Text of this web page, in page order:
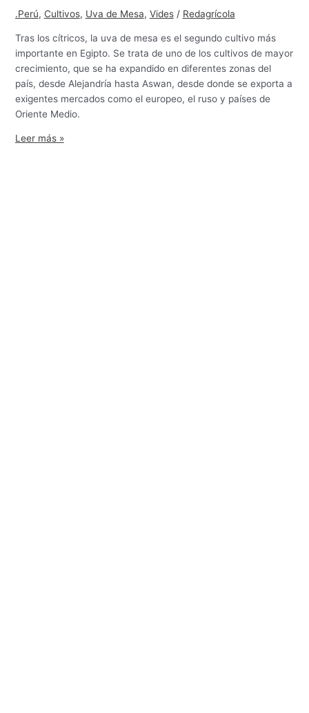
.Perú, Cultivos, Uva de Mesa, Vides/ Redagrícola
Tras los cítricos, la uva de mesa es el segundo cultivo más
importante en Egipto. Se trata de uno de los cultivos de mayor
crecimiento, que se ha expandido en diferentes zonas del
país, desde Alejandría hasta Aswan, desde donde se exporta a
exigentes mercados como el europeo, el ruso y países de
Oriente Medio.
Leer más »